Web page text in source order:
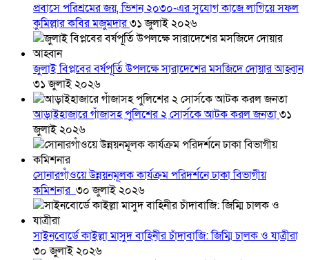
প্রবাসে পরিশ্রমের জয়, ভিশন ২০৩০-এর সুযোগ কাজে লাগিয়ে সফল
কুমিল্লার কবির মজুমদার৩১ জুলাই ২০২৬
জুলাই বিপ্লবের বর্ষপূর্তি উপলক্ষে সারাদেশের মসজিদে দোয়ার আহ্বান
৩১ জুলাই ২০২৬
আড়াইহাজারে গাঁজাসহ পুলিশের ২ সোর্সকে আটক করল জনতা৩১
জুলাই ২০২৬
সোনারগাঁওয়ে উন্নয়নমূলক কার্যক্রম পরিদর্শনে ঢাকা বিভাগীয়
কমিশনার ৩০ জুলাই ২০২৬
সাইনবোর্ডে কাইল্লা মাসুদ বাহিনীর চাঁদাবাজি: জিম্মি চালক ও যাত্রীরা
৩০ জুলাই ২০২৬